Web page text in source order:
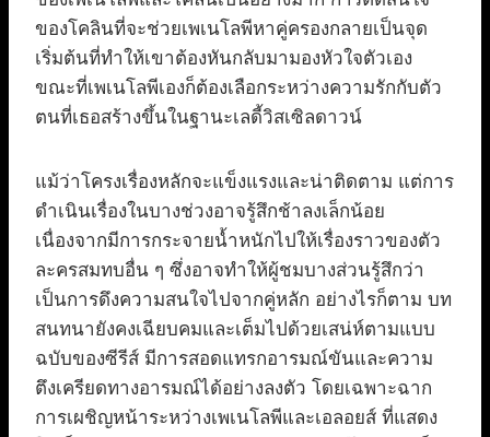
ของโคลินที่จะช่วยเพเนโลพีหาคู่ครองกลายเป็นจุด
เริ่มต้นที่ทำให้เขาต้องหันกลับมามองหัวใจตัวเอง
ขณะที่เพเนโลพีเองก็ต้องเลือกระหว่างความรักกับตัว
ตนที่เธอสร้างขึ้นในฐานะเลดี้วิสเซิลดาวน์
แม้ว่าโครงเรื่องหลักจะแข็งแรงและน่าติดตาม แต่การ
ดำเนินเรื่องในบางช่วงอาจรู้สึกช้าลงเล็กน้อย
เนื่องจากมีการกระจายน้ำหนักไปให้เรื่องราวของตัว
ละครสมทบอื่น ๆ ซึ่งอาจทำให้ผู้ชมบางส่วนรู้สึกว่า
เป็นการดึงความสนใจไปจากคู่หลัก อย่างไรก็ตาม บท
สนทนายังคงเฉียบคมและเต็มไปด้วยเสน่ห์ตามแบบ
ฉบับของซีรีส์ มีการสอดแทรกอารมณ์ขันและความ
ตึงเครียดทางอารมณ์ได้อย่างลงตัว โดยเฉพาะฉาก
การเผชิญหน้าระหว่างเพเนโลพีและเอลอยส์ ที่แสดง